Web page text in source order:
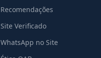
Recomendações
Site Verificado
WhatsApp no Site